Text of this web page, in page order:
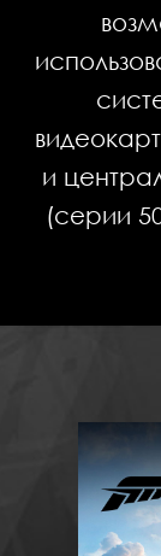
и
(серии